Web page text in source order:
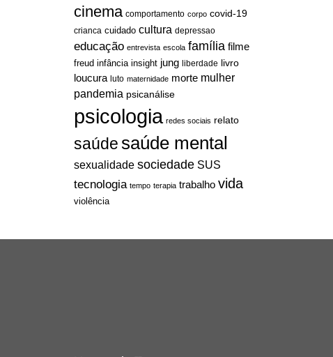
cinema comportamento corpo covid-19
crianca cuidado cultura depressao
educação entrevista escola família filme
freud infância insight jung liberdade livro
loucura luto maternidade morte mulher
pandemia psicanálise
psicologia redes sociais relato
saúdesaúde mental
sexualidade sociedade SUS
tecnologia tempo terapia trabalho vida
violência